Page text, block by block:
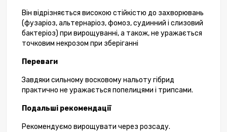
Він відрізняється високою стійкістю до захворювань
(фузаріоз, альтернаріоз, фомоз, судинний і слизовий
бактеріоз) при вирощуванні, а також, не уражається
точковим некрозом при зберіганні
Переваги
Завдяки сильному восковому нальоту гібрид
практично не уражається попелицями і трипсами.
Подальші рекомендації
Рекомендуємо вирощувати через розсаду.